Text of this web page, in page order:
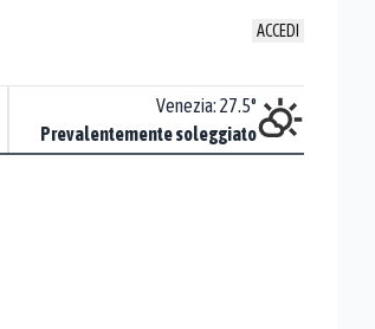
ACCEDI
Venezia: 27.5°
Prevalentemente soleggiato